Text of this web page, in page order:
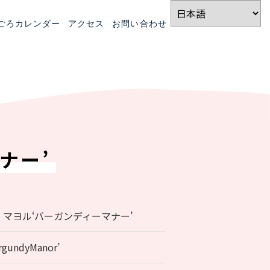
ろカレンダー アクセス お問い合わせ
ー’
ヨル‘バーガンディーマナー’